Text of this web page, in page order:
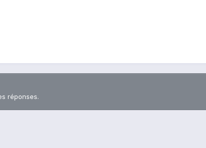
réponses.